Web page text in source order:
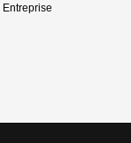
Entreprise